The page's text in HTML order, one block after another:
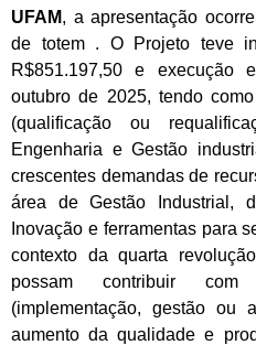
UFAM, a apresentação
de totem . O Projeto teve
R$851.197,50 e execução
outubro de 2025, tendo
(qualificação ou
Engenharia e Gestão
crescentes demandas de
área de Gestão Industrial,
Inovação e ferramentas para
contexto da quarta
possam contribuir
(implementação, gestão ou
aumento da qualidade e